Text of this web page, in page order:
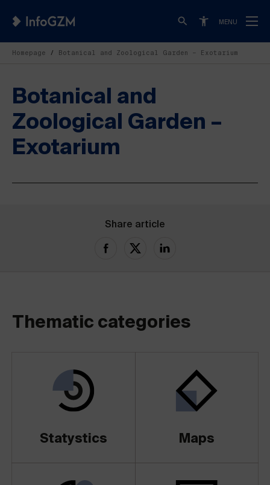
MENU
Homepage Botanical and Zoological Garden – Exotarium
Botanical and
Zoological Garden –
Exotarium
Share article
Thematic categories
Statystics Maps